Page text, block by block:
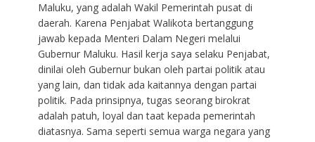
Maluku, yang adalah Wakil Pemerintah pusat di
daerah. Karena Penjabat Walikota bertanggung
jawab kepada Menteri Dalam Negeri melalui
Gubernur Maluku. Hasil kerja saya selaku Penjabat,
dinilai oleh Gubernur bukan oleh partai politik atau
yang lain, dan tidak ada kaitannya dengan partai
politik. Pada prinsipnya, tugas seorang birokrat
adalah patuh, loyal dan taat kepada pemerintah
diatasnya. Sama seperti semua warga negara yang